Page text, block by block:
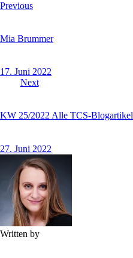
Beitragsnavigation
Previous
Mia Brummer
17. Juni 2022
Next
KW 25/2022 Alle TCS-Blogartikel
27. Juni 2022
Written by